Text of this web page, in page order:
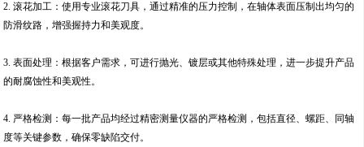
2. 滚花加工：使用专业滚花刀具，通过精准的压力控制，在轴体表面压制出均匀的
防滑纹路，增强握持力和美观度。
3. 表面处理：根据客户需求，可进行抛光、镀层或其他特殊处理，进一步提升产品
的耐腐蚀性和美观性。
4. 严格检测：每一批产品均经过精密测量仪器的严格检测，包括直径、螺距、同轴
度等关键参数，确保零缺陷交付。